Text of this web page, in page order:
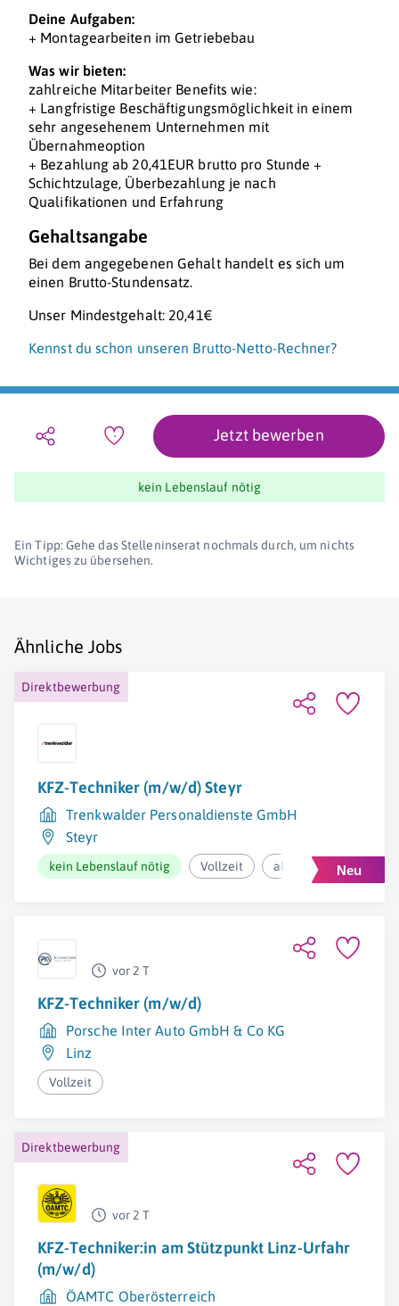
Deine Aufgaben:
+ Montagearbeiten im Getriebebau
Was wir bieten:
zahlreiche Mitarbeiter Benefits wie:
+ Langfristige Beschäftigungsmöglichkeit in einem
sehr angesehenem Unternehmen mit
Übernahmeoption
+ Bezahlung ab 20,41EUR brutto pro Stunde +
Schichtzulage, Überbezahlung je nach
Qualifikationen und Erfahrung
Gehaltsangabe
Bei dem angegebenen Gehalt handelt es sich um
einen Brutto-Stundensatz.
Unser Mindestgehalt: 20,41€
Kennst du schon unseren Brutto-Netto-Rechner?
Jetzt bewerben
kein Lebenslauf nötig
Ein Tipp: Gehe das Stelleninserat nochmals durch, um nichts
Wichtiges zu übersehen.
Ähnliche Jobs
Direktbewerbung
KFZ-Techniker (m/w/d) Steyr
Trenkwalder Personaldienste GmbH
Steyr
kein Lebenslauf nötig Vollzeit ab 3.155,71€ pro
vor 2 T
KFZ-Techniker (m/w/d)
Porsche Inter Auto GmbH & Co KG
Linz
Vollzeit
Direktbewerbung
vor 2 T
KFZ-Techniker:in am Stützpunkt Linz-Urfahr
(m/w/d)
ÖAMTC Oberösterreich